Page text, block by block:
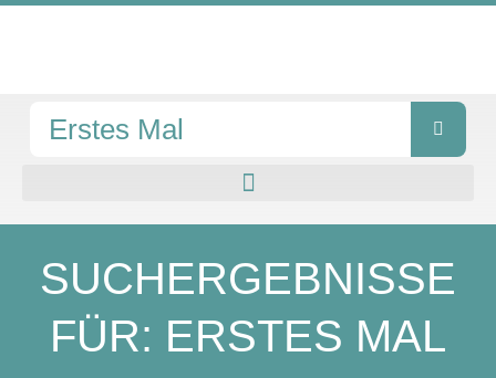
Zum
SUCHERGEBNISSE
FÜR: ERSTES MAL